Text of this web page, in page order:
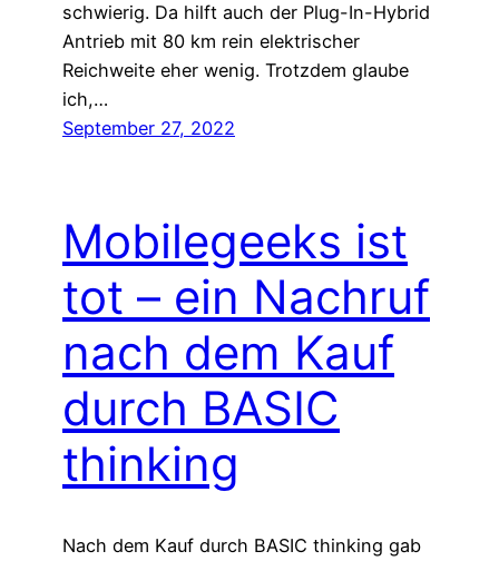
schwierig. Da hilft auch der Plug-In-Hybrid
Antrieb mit 80 km rein elektrischer
Reichweite eher wenig. Trotzdem glaube
ich,…
September 27, 2022
Mobilegeeks ist
tot – ein Nachruf
nach dem Kauf
durch BASIC
thinking
Nach dem Kauf durch BASIC thinking gab